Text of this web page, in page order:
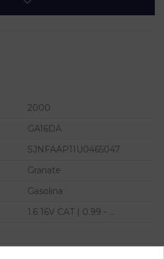
2000
GA16DA
SJNFAAP11U0465047
Granate
Gasolina
1.6 16V CAT | 0.99 - ...